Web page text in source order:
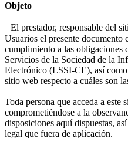
Objeto
El prestador, responsable del
Usuarios el presente documento
cumplimiento a las obligaciones
Servicios de la Sociedad de la
Electrónico (LSSI-CE), así
sitio web respecto a cuáles son
Toda persona que acceda a este
comprometiéndose a la
disposiciones aquí dispuestas,
legal que fuera de aplicación.